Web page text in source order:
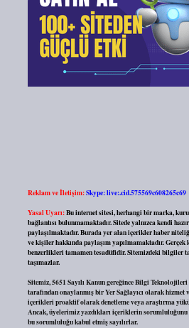
Reklam ve İletişim:Skype: live:.cid.575569c608265c69
Yasal Uyarı:Bu internet sitesi, herhangi bir marka,
bağlantısı bulunmamaktadır. Sitede yalnızca kendi
paylaşılmaktadır. Burada yer alan içerikler haber
ve kişiler hakkında paylaşım yapılmamaktadır.
benzerlikleri tamamen tesadüfidir. Sitemizdeki bilgiler
taşımazlar.
Sitemiz, 5651 Sayılı Kanun gereğince Bilgi
tarafından onaylanmış bir Yer Sağlayıcı olarak hizmet
içerikleri proaktif olarak denetleme veya araştırma
Ancak, üyelerimiz yazdıkları içeriklerin sorumluluğunu
bu sorumluluğu kabul etmiş sayılırlar.